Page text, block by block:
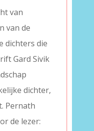
van
van de
dichters die
Gard Sivik
dichter,
Pernath
de lezer: